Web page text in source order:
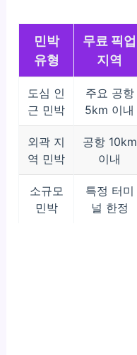
민박
유형
무료 픽업
지역
도심 인
근 민박
주요 공항
5km 이내
외곽 지
역 민박
공항 10km
이내
소규모
민박
특정 터미
널 한정